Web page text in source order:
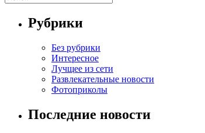
Рубрики
Без рубрики
Интересное
Лучщее из сети
Развлекательные новости
Фотоприколы
Последние новости